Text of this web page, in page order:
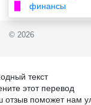
финансы
© 2026
текст
этот перевод
отзыв поможет нам